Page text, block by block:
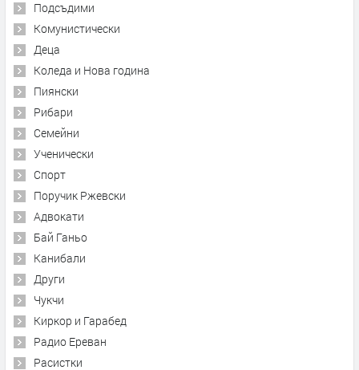
Подсъдими
Комунистически
Деца
Коледа и Нова година
Пиянски
Рибари
Семейни
Ученически
Спорт
Поручик Ржевски
Адвокати
Бай Ганьо
Канибали
Други
Чукчи
Киркор и Гарабед
Радио Ереван
Расистки